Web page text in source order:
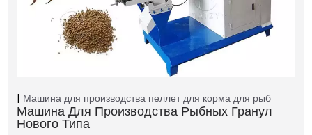
Машина для производства пеллет для корма для рыб
Машина Для Производства Рыбных Гранул
Нового Типа